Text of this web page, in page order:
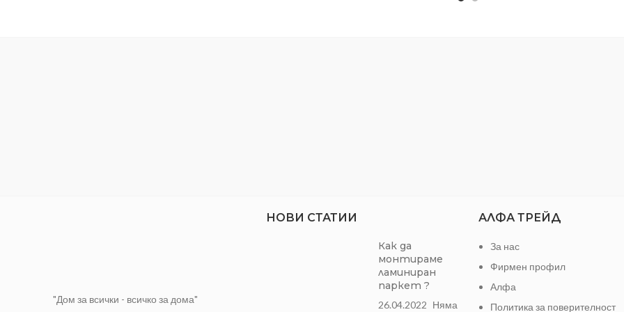
"Дом за всички - всичко за дома"
НОВИ СТАТИИ
Как да
монтираме
ламиниран
паркет ?
26.04.2022 Няма
АЛФА ТРЕЙД
За нас
Фирмен профил
Алфа
Политика за поверителност